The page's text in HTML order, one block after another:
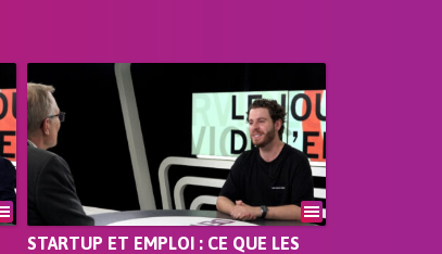
STARTUP ET EMPLOI : CE QUE LES